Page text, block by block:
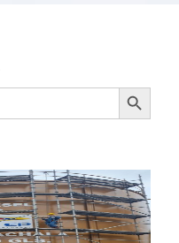
Botón de búsqueda